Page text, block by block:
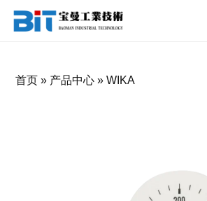
首页 » 产品中心 »WIKA